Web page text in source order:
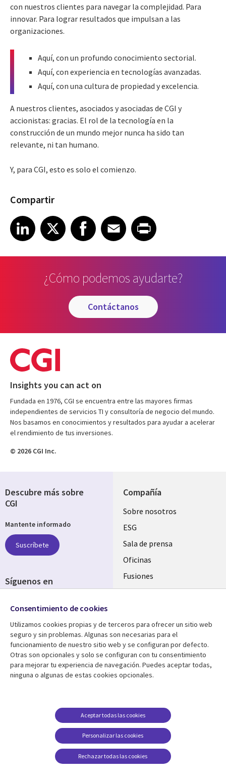
con nuestros clientes para navegar la complejidad. Para
innovar. Para lograr resultados que impulsan a las
organizaciones.
Aquí, con un profundo conocimiento sectorial.
Aquí, con experiencia en tecnologías avanzadas.
Aquí, con una cultura de propiedad y excelencia.
A nuestros clientes, asociados y asociadas de CGI y
accionistas: gracias. El rol de la tecnología en la
construcción de un mundo mejor nunca ha sido tan
relevante, ni tan humano.
Y, para CGI, esto es solo el comienzo.
Compartir
Share article on LinkedIn
LinkedIn
Share article on XShare article on Facebook
Facebook
Share article on Email
EmailShare article on Print
¿Cómo podemos ayudarte?
contáctanos
Insights you can act on
Fundada en 1976, CGI se encuentra entre las mayores firmas
independientes de servicios TI y consultoría de negocio del mundo.
Nos basamos en conocimientos y resultados para ayudar a acelerar
el rendimiento de tus inversiones.
© 2026 CGI Inc.
Compañía
Useful
links
SPAIN
Sobre nosotros
ESG
Sala de prensa
Oficinas
Fusiones
Inversores
Centro de Recursos
Library
Links
Artículos
Blogs
Casos de éxito
Puntos de vista
Ayuda
Legal
SPAIN
Aviso Legal
Política de Privacidad
Gestión de cookies
Descubre más sobre
CGI
Mantente informado
Suscríbete
Síguenos en
Media
SPAIN
Consentimiento de cookies
Utilizamos cookies propias y de terceros para ofrecer un sitio web
seguro y sin problemas. Algunas son necesarias para el
funcionamiento de nuestro sitio web y se configuran por defecto.
Otras son opcionales y solo se configuran con tu consentimiento
para mejorar tu experiencia de navegación. Puedes aceptar todas,
ninguna o algunas de estas cookies opcionales.
Personalizar las cookies
Aceptar todas las cookies
Rechazar todas las cookies